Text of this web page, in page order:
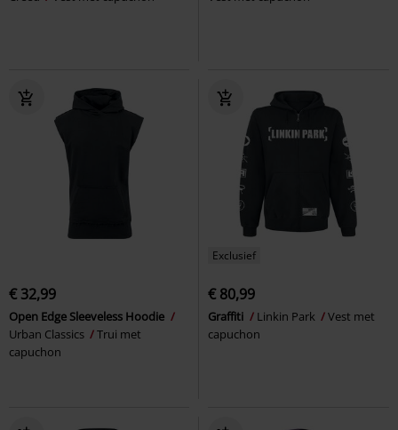
€ 32,99
Open Edge Sleeveless Hoodie
Urban Classics
Trui met
capuchon
Exclusief
€ 80,99
Graffiti Linkin Park
Vest met
capuchon